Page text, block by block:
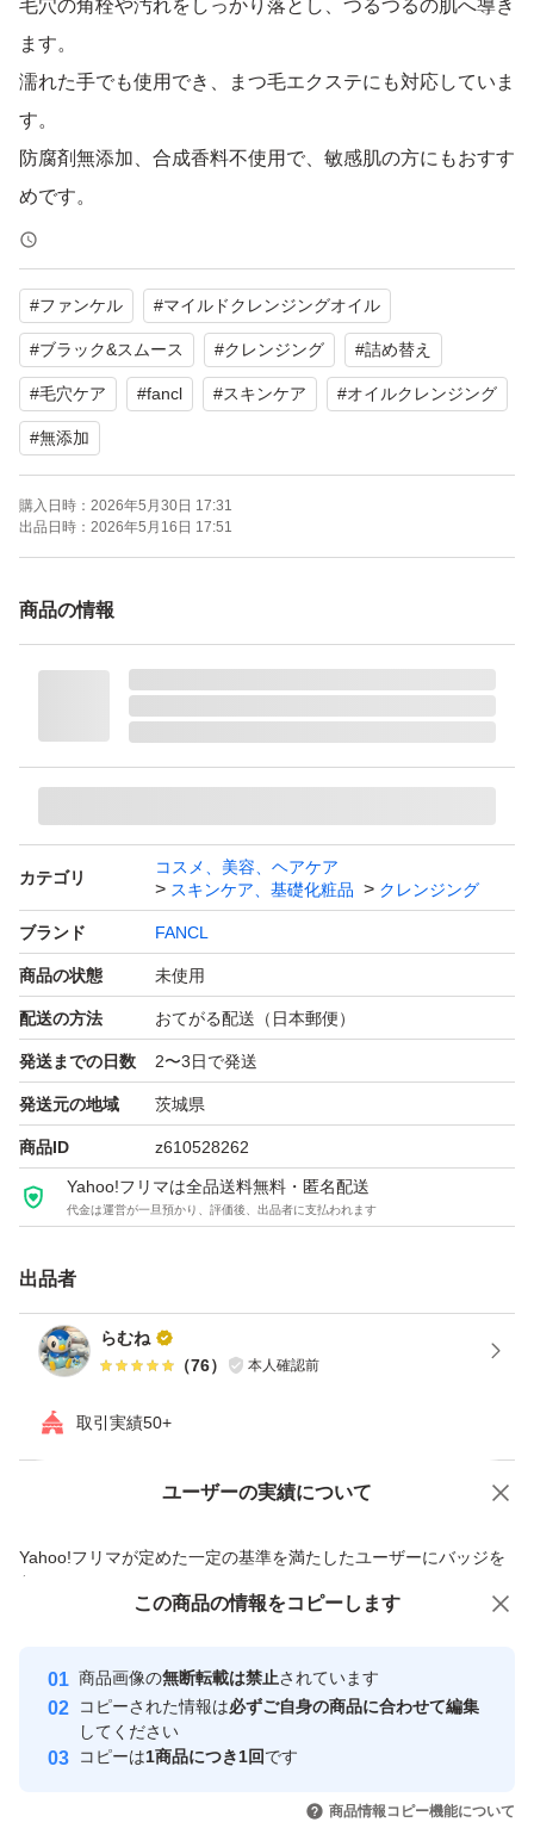
毛穴の角栓や汚れをしっかり落とし、つるつるの肌へ導き
ます。
濡れた手でも使用でき、まつ毛エクステにも対応していま
す。
防腐剤無添加、合成香料不使用で、敏感肌の方にもおすす
めです。
【ブランド】FANCL
【商品名】マイルドクレンジングオイル ブラック&スムー
ス
【内容量】115mL × 2個（詰め替え用）
【商品の状態】未使用
よろしくお願いいたします。
#ファンケル #マイルドクレンジングオイル
#ブラック&スムース #クレンジング #詰め替え
#毛穴ケア #fancl #スキンケア #オイルクレンジング
#無添加
購入日時： 2026年5月30日 17:31
出品日時： 2026年5月16日 17:51
商品の情報
カテゴリ
コスメ、美容、ヘアケア
スキンケア、基礎化粧品
クレンジング
ブランド FANCL
商品の状態 未使用
配送の方法 おてがる配送（日本郵便）
発送までの日数 2〜3日で発送
発送元の地域 茨城県
商品ID z610528262
Yahoo!フリマは全品送料無料・匿名配送
代金は運営が一旦預かり、評価後、出品者に支払われます
出品者
らむね
（76） 本人確認前
取引実績50+
ユーザーの実績について
Yahoo!フリマが定めた一定の基準を満たしたユーザーにバッジを
付与しています
安心取引出品者
心・安全なユーザーです
取引実績
引を完了させた実績があります
価格の相談 商品への質問
この商品の情報をコピーします
商品画像の無断転載は禁止されています
コピーされた情報は必ずご自身の商品に合わせて編集
してください
コピーは1商品につき1回です
商品情報コピー機能について
この商品をみている人にオススメ